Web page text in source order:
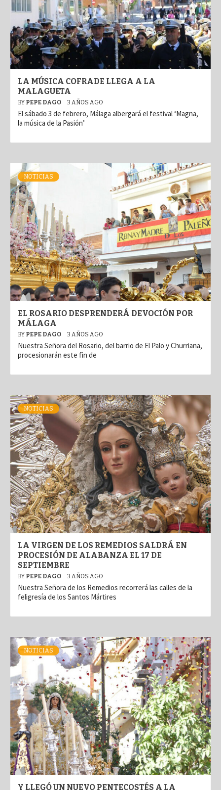
LA MÚSICA COFRADE LLEGA A LA
MALAGUETA
BY PEPE DAGO 3 AÑOS AGO
El sábado 3 de febrero, Málaga albergará el festival ‘Magna,
la música de la Pasión’
NOTICIAS
EL ROSARIO DESPRENDERÁ DEVOCIÓN POR
MÁLAGA
BY PEPE DAGO 3 AÑOS AGO
Nuestra Señora del Rosario, del barrio de El Palo y Churriana,
procesionarán este fin de
NOTICIAS
LA VIRGEN DE LOS REMEDIOS SALDRÁ EN
PROCESIÓN DE ALABANZA EL 17 DE
SEPTIEMBRE
BY PEPE DAGO 3 AÑOS AGO
Nuestra Señora de los Remedios recorrerá las calles de la
feligresía de los Santos Mártires
NOTICIAS
Y LLEGÓ UN NUEVO PENTECOSTÉS A LA